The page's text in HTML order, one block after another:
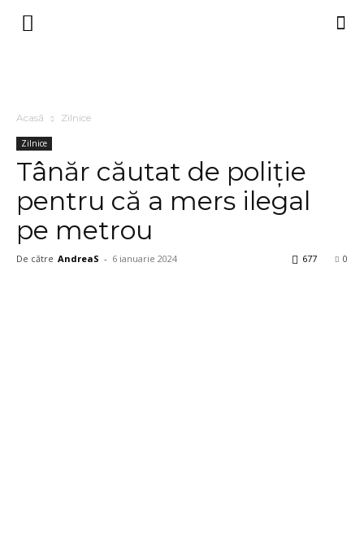
Acasă Zilnice
Zilnice
Tânăr căutat de poliție
pentru că a mers ilegal
pe metrou
De către AndreaS - 6 ianuarie 2024 0
677